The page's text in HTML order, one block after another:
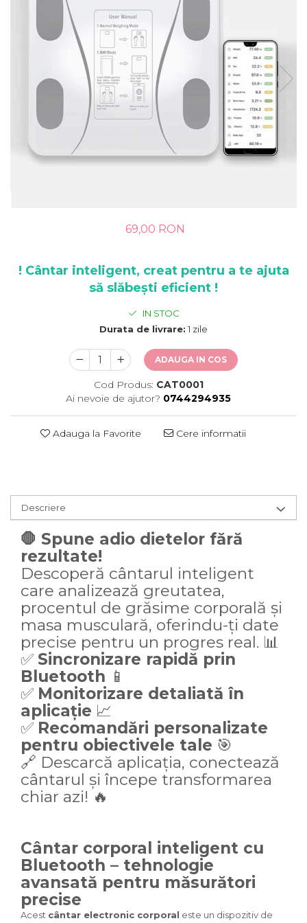
69,00 RON
! Cântar inteligent, creat pentru a te ajuta
să slăbești eficient !
IN STOC
Durata de livrare: 1 zile
ADAUGA IN COS
Cod Produs: CAT0001
Ai nevoie de ajutor? 0744294935
Adauga la Favorite Cere informatii
Descriere
🛑 Spune adio dietelor fără
rezultate!
Descoperă cântarul inteligent
care analizează greutatea,
procentul de grăsime corporală și
masa musculară, oferindu-ți date
precise pentru un progres real. 📊
✅ Sincronizare rapidă prin
Bluetooth 📱
✅ Monitorizare detaliată în
aplicație 📈
✅ Recomandări personalizate
pentru obiectivele tale 🎯
🔗 Descarcă aplicația, conectează
cântarul și începe transformarea
chiar azi! 🔥
Cântar corporal inteligent cu
Bluetooth – tehnologie
avansată pentru măsurători
precise
Acest cântar electronic corporal este un dispozitiv de